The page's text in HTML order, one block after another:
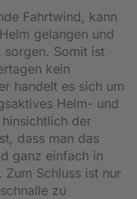
Fahrtwind, kann
gelangen und
sorgen. Somit ist
kein
handelt es sich um
Helm- und
der
dass man das
ganz einfach in
Zum Schluss ist nur
zu